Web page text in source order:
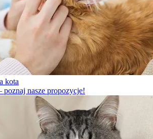
kota
poznaj nasze propozycje!